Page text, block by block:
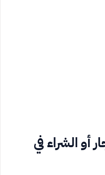
أو الشراء في